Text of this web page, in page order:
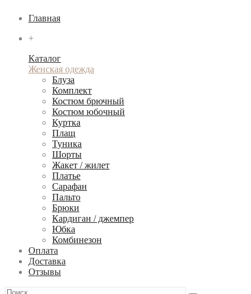
Главная
+
Каталог
Женская одежда
Блуза
Комплект
Костюм брючный
Костюм юбочный
Куртка
Плащ
Туника
Шорты
Жакет / жилет
Платье
Сарафан
Пальто
Брюки
Кардиган / джемпер
Юбка
Комбинезон
Оплата
Доставка
Отзывы